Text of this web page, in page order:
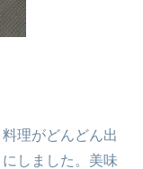
理がどんどん出
しました。美味